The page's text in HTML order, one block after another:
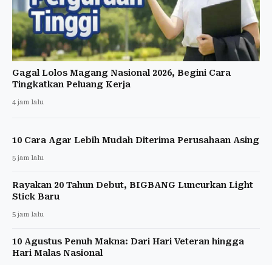
Gagal Lolos Magang Nasional 2026, Begini Cara
Tingkatkan Peluang Kerja
4 jam lalu
10 Cara Agar Lebih Mudah Diterima Perusahaan Asing
5 jam lalu
Rayakan 20 Tahun Debut, BIGBANG Luncurkan Light
Stick Baru
5 jam lalu
10 Agustus Penuh Makna: Dari Hari Veteran hingga
Hari Malas Nasional